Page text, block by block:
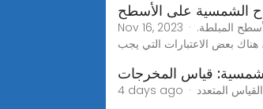
الشمسية على الأسطح
Nov 16, 2023 · نعم، يمكن تركيب الألواح الشمسية على الأسطح المبلطة. ومع ذلك، هناك بعض الاعتبارات التي يجب أخذها فينعم، يمكن تركيب الألواح الشمسية على الأسطح المبلطة.
هناك بعض الاعتبارات التي يجب
الشمسية: قياس المخرجات